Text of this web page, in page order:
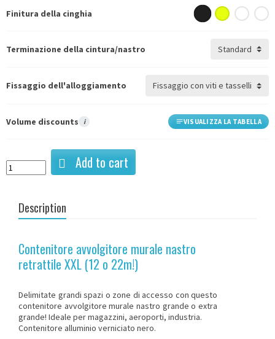
Finitura della cinghia
Terminazione della cintura/nastro
Fissaggio dell'alloggiamento
Volume discounts i VISUALIZZA LA TABELLA
Add to cart
Description
Contenitore avvolgitore murale nastro
retrattile XXL (12 o 22m!)
Delimitate grandi spazi o zone di accesso con questo
contenitore avvolgitore murale nastro grande o extra
grande! Ideale per magazzini, aeroporti, industria.
Contenitore alluminio verniciato nero.